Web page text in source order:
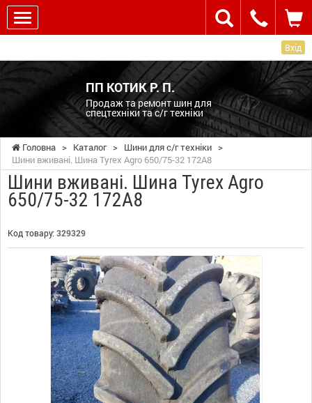
Вхід
ПП КОТИК Р. П.
Продаж та ремонт шин для
спецтехніки та с/г техніки
Головна > Каталог > Шини для с/г техніки >
Шини вживані. Шина Tyrex Agro 650/75-32 172A8
Шини вживані. Шина Tyrex Agro
650/75-32 172A8
Код товару: 329329